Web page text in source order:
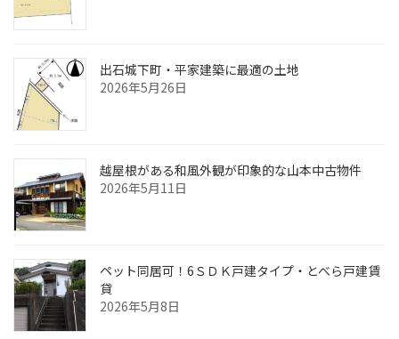
出石城下町・平家建築に最適の土地
2026年5月26日
越屋根がある和風外観が印象的な山本中古物件
2026年5月11日
ペット同居可！6ＳＤＫ戸建タイプ・とべら戸建賃
貸
2026年5月8日